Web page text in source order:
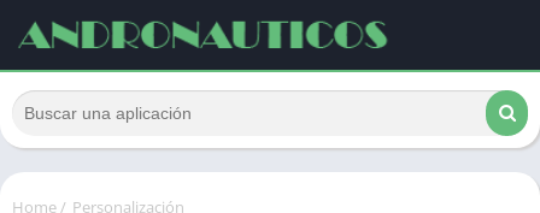
Home/ Personalización